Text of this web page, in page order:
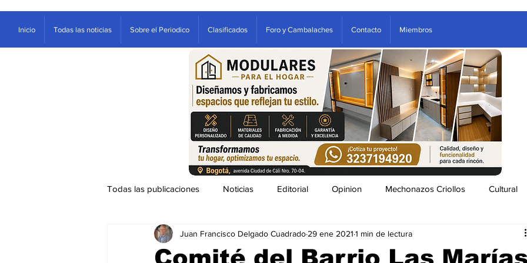
Inicio Todas las noticias Sobre el Periodico Clasificados Foro y Cambalaches Contacto Miembros
Todas las publicaciones Noticias Editorial Opinion Mechonazos Criollos Cultural
Ventana Sociales Entretenimiento Estampas Arboletes
Comité del Barrio Las
Juan Francisco Delgado Cuadrado 29 ene 2021 1 min de lectura